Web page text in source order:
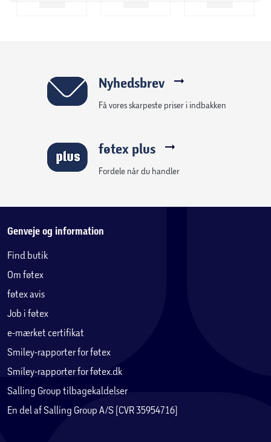
Nyhedsbrev
Få vores skarpeste priser i indbakken
føtex plus
Fordele når du handler
Genveje og information
Find butik
Om føtex
føtex avis
Job i føtex
e-mærket certifikat
Smiley-rapporter for føtex
Smiley-rapporter for føtex.dk
Salling Group tilbagekaldelser
En del af Salling Group A/S (CVR 35954716)